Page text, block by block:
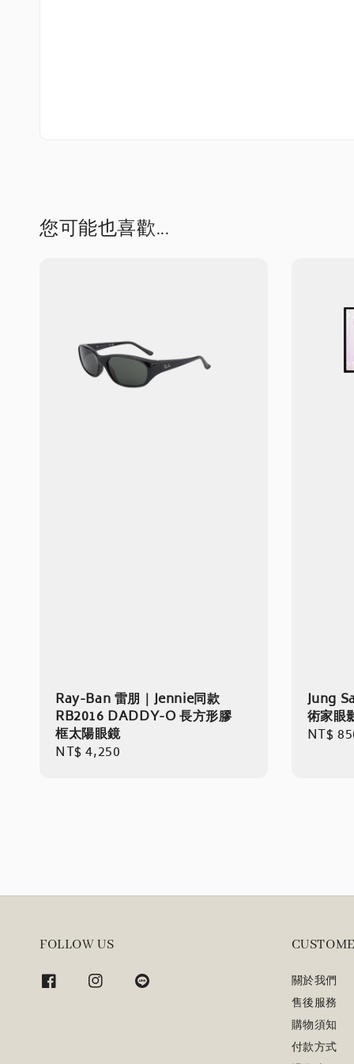
您可能也喜歡...
Ray-Ban 雷朋｜Jennie同款
RB2016 DADDY-O 長方形膠
框太陽眼鏡
Regular
NT$ 4,250
Jung
術家
NT$
FOLLOW US
關於我們
售後服務
購物須知
付款方式